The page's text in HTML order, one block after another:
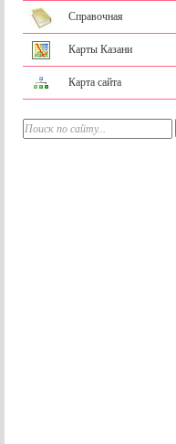
Справочная
Карты Казани
Карта сайта